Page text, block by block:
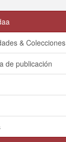
& Colecciones
de publicación